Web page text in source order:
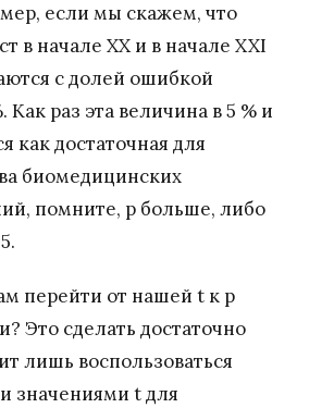
если мы скажем, что
в начале ХХ и в начале XXI
с долей ошибкой
Как раз эта величина в 5 % и
как достаточная для
биомедицинских
помните, р больше, либо
перейти от нашей t к р
Это сделать достаточно
лишь воспользоваться
значениями t для